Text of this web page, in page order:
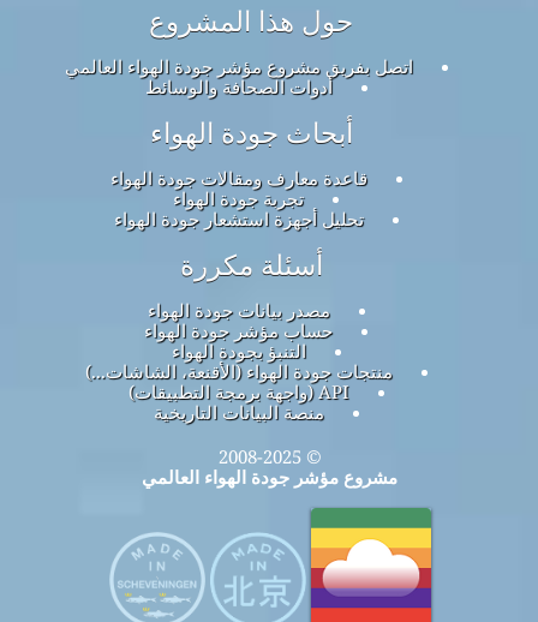
حول هذا المشروع
اتصل بفريق مشروع مؤشر جودة الهواء العالمي
أدوات الصحافة والوسائط
أبحاث جودة الهواء
قاعدة معارف ومقالات جودة الهواء
تجربة جودة الهواء
تحليل أجهزة استشعار جودة الهواء
أسئلة مكررة
مصدر بيانات جودة الهواء
حساب مؤشر جودة الهواء
التنبؤ بجودة الهواء
منتجات جودة الهواء (الأقنعة، الشاشات...)
API (واجهة برمجة التطبيقات)
منصة البيانات التاريخية
© 2008-2025
مشروع مؤشر جودة الهواء العالمي